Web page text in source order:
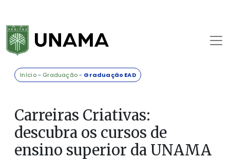
Início- Graduação- Graduação EAD
Carreiras Criativas:
descubra os cursos de
ensino superior da UNAMA